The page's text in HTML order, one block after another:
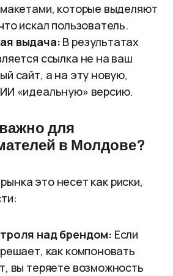
которые выделяют
искал пользователь.
выдача: В результатах
ссылка не на ваш
сайт, а на эту новую,
«идеальную» версию.
для
в Молдове?
это несет как риски,
над брендом: Если
как компоновать
вы теряете возможность